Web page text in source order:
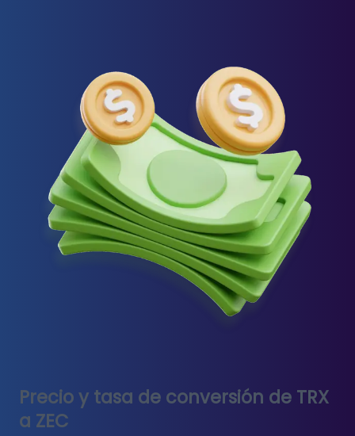
Precio y tasa de conversión de TRX
a ZEC